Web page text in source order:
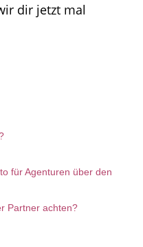
dir jetzt mal
für Agenturen über den
Partner achten?